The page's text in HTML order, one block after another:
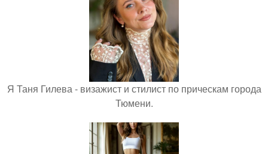
Я Таня Гилева - визажист и стилист по прическам города
Тюмени.